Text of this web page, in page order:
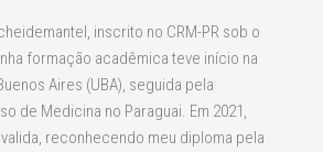
inscrito no CRM-PR sob o
formação acadêmica teve início na
Aires (UBA), seguida pela
de Medicina no Paraguai. Em 2021,
reconhecendo meu diploma pela